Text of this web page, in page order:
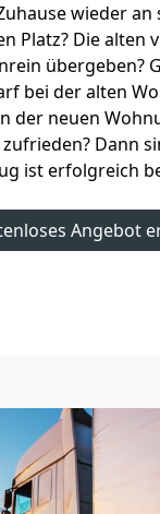
wieder an
Platz? Die alten
übergeben?
bei der alten
der neuen
Dann
ist erfolgreich
Angebot